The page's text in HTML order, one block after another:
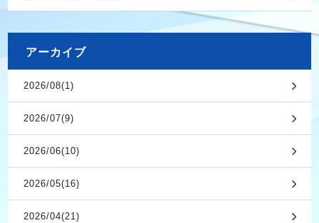
アーカイブ
2026/08(1)
2026/07(9)
2026/06(10)
2026/05(16)
2026/04(21)